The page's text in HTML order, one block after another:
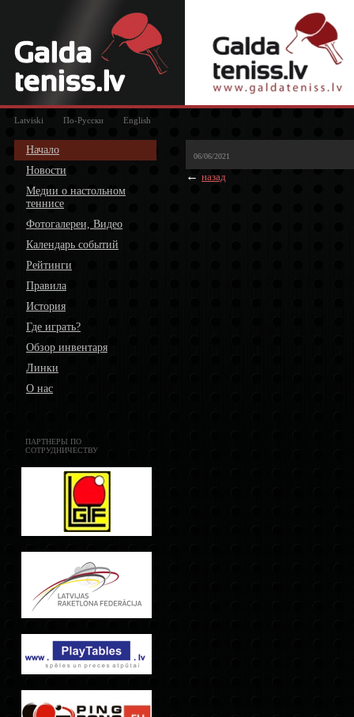
Latviski По-Русски English
Начало
Новости
Медии о настольном
теннисе
Фотогалереи, Видео
Календарь событий
Рейтинги
Правила
История
Где играть?
Обзор инвентаря
Линки
О нас
ПАРТНЕРЫ ПО
СОТРУДНИЧЕСТВУ
06/06/2021
← назад